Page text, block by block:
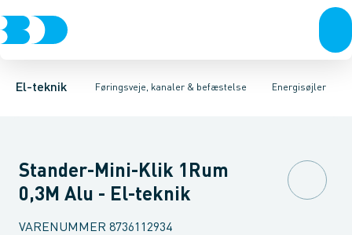
El-teknik Føringsveje, kanaler & befæstelse
Afbrydere, stikkontakter & lampeudtagForgreningsmateriel
Energisøjler
Føringsveje Installationskanaler for gulvInstallationskanaler
InstallationssøjleTilbehør for installationsstandere
Stander-Mini-Klik 1Rum
0,3M Alu - El-teknik
VARENUMMER 8736112934